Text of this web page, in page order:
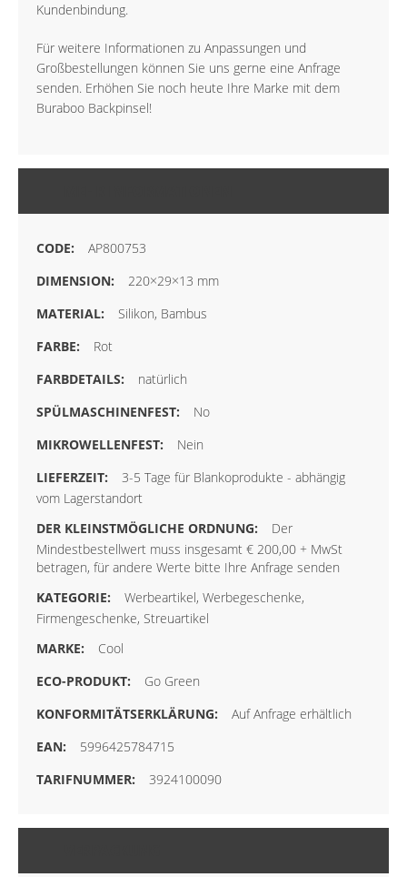
Kundenbindung.
Für weitere Informationen zu Anpassungen und
Großbestellungen können Sie uns gerne eine Anfrage
senden. Erhöhen Sie noch heute Ihre Marke mit dem
Buraboo Backpinsel!
AP800753
220×29×13 mm
Silikon, Bambus
Rot
natürlich
No
Nein
3-5 Tage für Blankoprodukte - abhängig
vom Lagerstandort
Der
Mindestbestellwert muss insgesamt € 200,00 + MwSt
betragen, für andere Werte bitte Ihre Anfrage senden
Werbeartikel, Werbegeschenke,
Firmengeschenke, Streuartikel
Cool
Go Green
Auf Anfrage erhältlich
5996425784715
3924100090